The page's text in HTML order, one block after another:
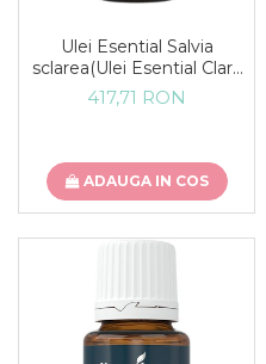
Ulei Esential Salvia
sclarea(Ulei Esential Clary
Sage) 15ML
417,71 RON
ADAUGA IN COS